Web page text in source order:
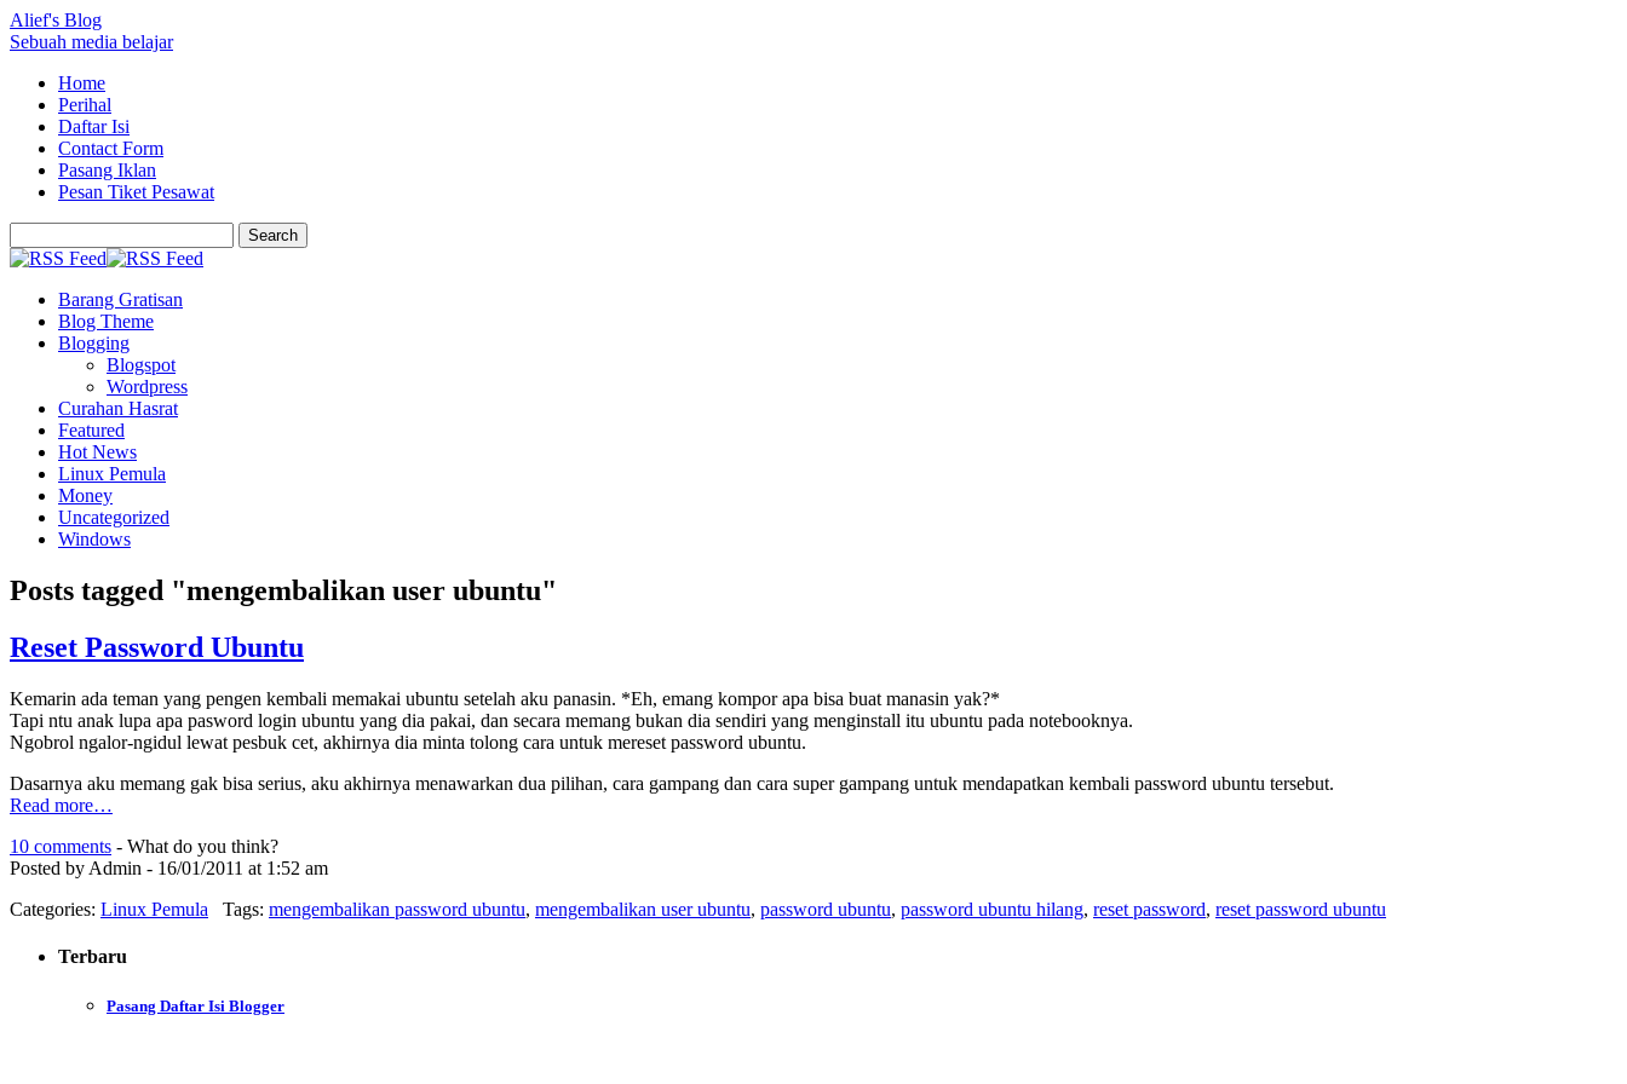
Alief's Blog
Sebuah media belajar
Home
Perihal
Daftar Isi
Contact Form
Pasang Iklan
Pesan Tiket Pesawat
Barang Gratisan
Blog Theme
Blogging
Blogspot
Wordpress
Curahan Hasrat
Featured
Hot News
Linux Pemula
Money
Uncategorized
Windows
Posts tagged "mengembalikan user ubuntu"
Reset Password Ubuntu
Kemarin ada teman yang pengen kembali memakai ubuntu setelah aku panasin. *Eh, emang kompor apa bisa buat manasin yak?*
Tapi ntu anak lupa apa pasword login ubuntu yang dia pakai, dan secara memang bukan dia sendiri yang menginstall itu ubuntu pada notebooknya.
Ngobrol ngalor-ngidul lewat pesbuk cet, akhirnya dia minta tolong cara untuk mereset password ubuntu.
Dasarnya aku memang gak bisa serius, aku akhirnya menawarkan dua pilihan, cara gampang dan cara super gampang untuk mendapatkan kembali password ubuntu tersebut.
Read more…
10 comments - What do you think?
Posted by Admin - 16/01/2011 at 1:52 am
Categories: Linux Pemula Tags: mengembalikan password ubuntu, mengembalikan user ubuntu, password ubuntu, password ubuntu hilang, reset password, reset password ubuntu
Terbaru
Pasang Daftar Isi Blogger